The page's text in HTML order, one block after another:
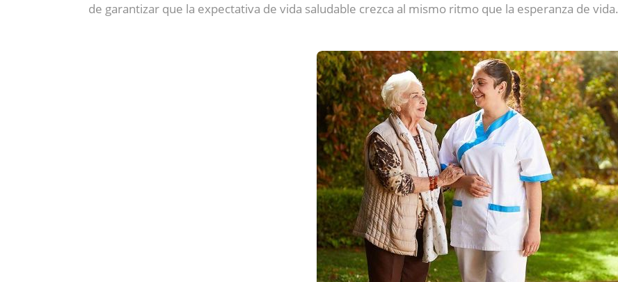
de garantizar que la expectativa de vida saludable crezca al mismo ritmo que la esperanza de vida.